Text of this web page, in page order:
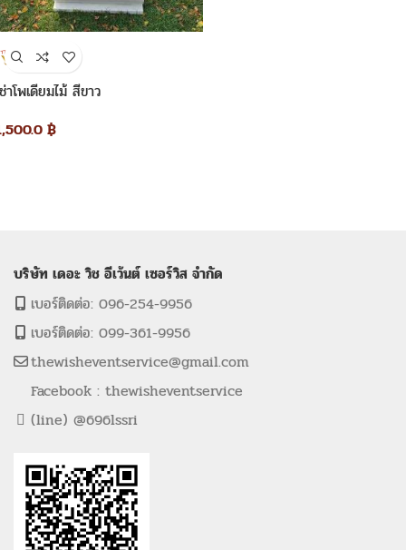
าโพเดียมไม้ สีขาว
฿
บริษัท เดอะ วิช อีเว้นต์ เซอร์วิส จำกัด
เบอร์ติดต่อ: 096-254-9956
เบอร์ติดต่อ: 099-361-9956
thewisheventservice@gmail.com
Facebook : thewisheventservice
(line) @696lssri